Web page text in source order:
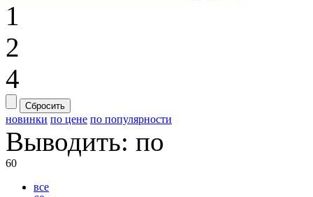
1
2
4
Сбросить
новинки по цене по популярности
Выводить: по
60
все